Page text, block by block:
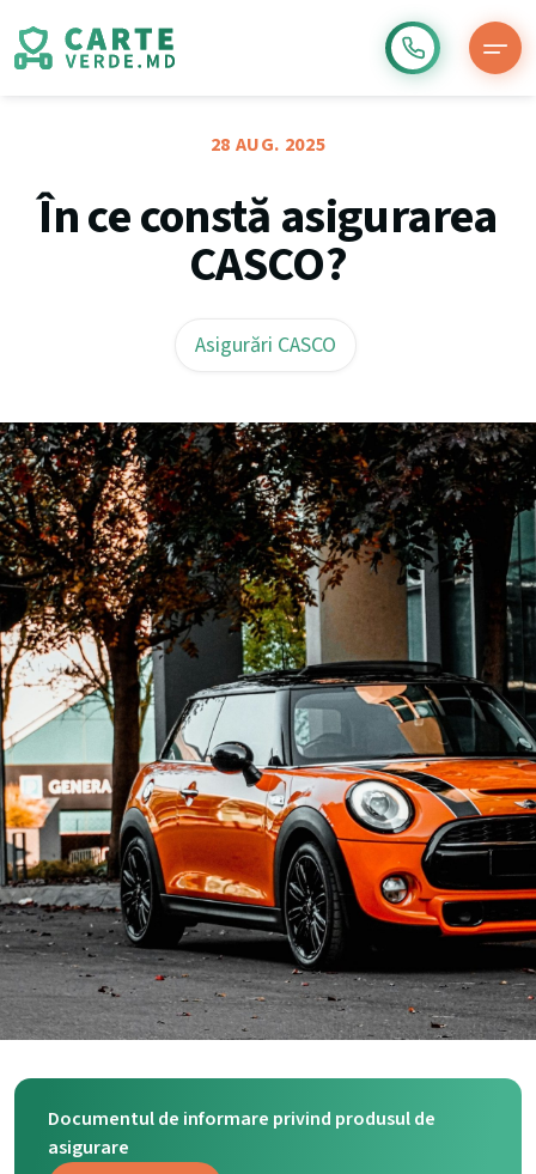
28 AUG. 2025
În ce constă asigurarea
CASCO?
Asigurări CASCO
Documentul de informare privind produsul de
asigurare